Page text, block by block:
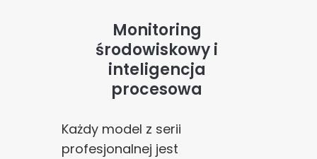
Monitoring
środowiskowy i
inteligencja
procesowa
Każdy model z serii
profesjonalnej jest